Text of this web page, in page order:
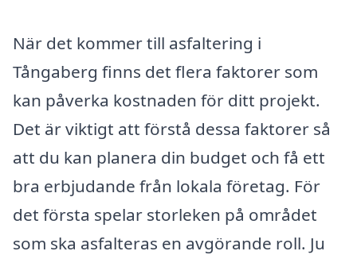
När det kommer till asfaltering i
Tångaberg finns det flera faktorer som
kan påverka kostnaden för ditt projekt.
Det är viktigt att förstå dessa faktorer så
att du kan planera din budget och få ett
bra erbjudande från lokala företag. För
det första spelar storleken på området
som ska asfalteras en avgörande roll. Ju